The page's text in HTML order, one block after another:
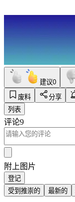
建议0
废料
分享
列表
评论9
附上图片
登记
受到推崇的
最新的